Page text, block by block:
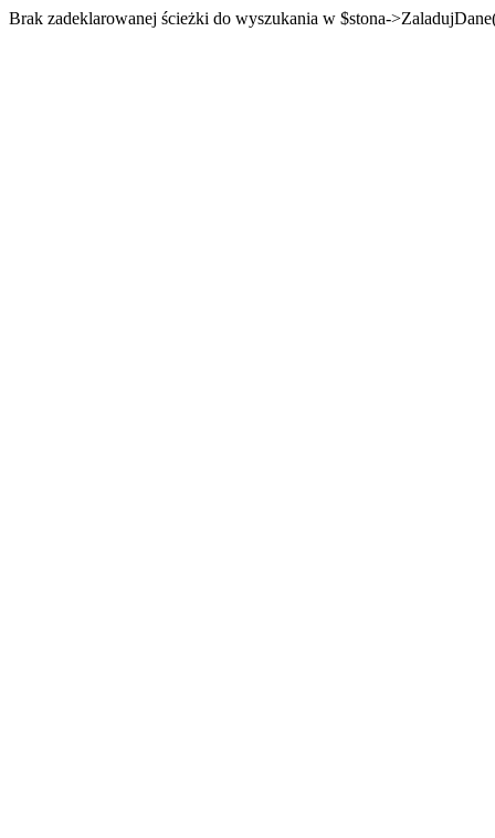
Brak zadeklarowanej ścieżki do wyszukania w $stona-